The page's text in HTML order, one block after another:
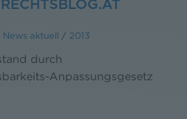
News aktuell / 2013
durch
Anpassungsgesetz